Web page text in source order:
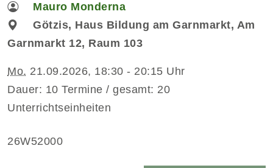
Mauro Monderna
Götzis, Haus Bildung am Garnmarkt, Am
Garnmarkt 12, Raum 103
Mo. 21.09.2026, 18:30 - 20:15 Uhr
Dauer: 10 Termine / gesamt: 20
Unterrichtseinheiten
26W52000